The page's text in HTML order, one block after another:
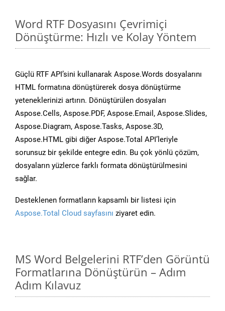
Word RTF Dosyasını Çevrimiçi
Dönüştürme: Hızlı ve Kolay Yöntem
Güçlü RTF API’sini kullanarak Aspose.Words dosyalarını
HTML formatına dönüştürerek dosya dönüştürme
yeteneklerinizi artırın. Dönüştürülen dosyaları
Aspose.Cells, Aspose.PDF, Aspose.Email, Aspose.Slides,
Aspose.Diagram, Aspose.Tasks, Aspose.3D,
Aspose.HTML gibi diğer Aspose.Total API’leriyle
sorunsuz bir şekilde entegre edin. Bu çok yönlü çözüm,
dosyaların yüzlerce farklı formata dönüştürülmesini
sağlar.
Desteklenen formatların kapsamlı bir listesi için
Aspose.Total Cloud sayfasını ziyaret edin.
MS Word Belgelerini RTF’den Görüntü
Formatlarına Dönüştürün – Adım
Adım Kılavuz